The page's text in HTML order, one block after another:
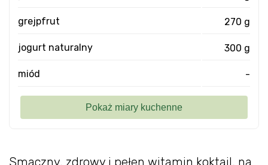
Smaczny, zdrowy i pełen witamin koktajl, na
grejpfrut 270 g
jogurt naturalny 300 g
miód -